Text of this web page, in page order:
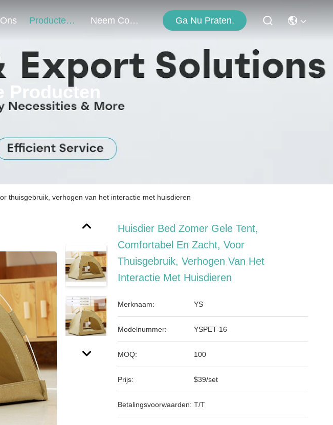
Producten Neem Contact Met Ons Op Ga Nu Praten.
Producten
thuisgebruik, verhogen van het interactie met huisdieren
Huisdier Bed Zomer Gele Tent,
Comfortabel En Zacht, Voor
Thuisgebruik, Verhogen Van Het
Interactie Met Huisdieren
Merknaam: YS
Modelnummer: YSPET-16
MOQ: 100
Prijs: $39/set
Betalingsvoorwaarden: T/T